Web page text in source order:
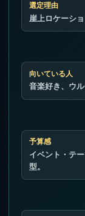
選定理由
崖上ロケーシ
向いている人
音楽好き、ウ
予算感
イベント・テ
型。